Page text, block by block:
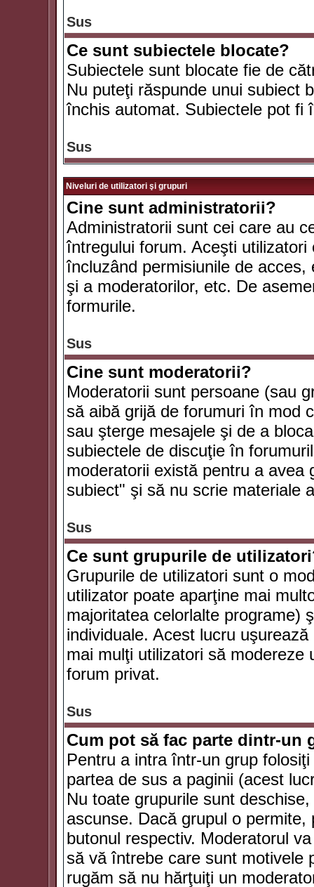
Sus
Ce sunt subiectele blocate?
Subiectele sunt blocate fie de
Nu puteţi răspunde unui subiect
închis automat. Subiectele pot fi
Sus
Niveluri de utilizatori şi grupuri
Cine sunt administratorii?
Administratorii sunt cei care au
întregului forum. Aceşti
încluzând permisiunile de
şi a moderatorilor, etc. De
formurile.
Sus
Cine sunt moderatorii?
Moderatorii sunt persoane (sau
să aibă grijă de forumuri în mod
sau şterge mesajele şi de a
subiectele de discuţie în
moderatorii există pentru a avea
subiect" şi să nu scrie materiale
Sus
Ce sunt grupurile de
Grupurile de utilizatori sunt o
utilizator poate aparţine mai
majoritatea celorlalte programe)
individuale. Acest lucru
mai mulţi utilizatori să
forum privat.
Sus
Cum pot să fac parte dintr-un
Pentru a intra într-un grup
partea de sus a paginii (acest
Nu toate grupurile sunt
ascunse. Dacă grupul o
butonul respectiv. Moderatorul
să vă întrebe care sunt motivele
rugăm să nu hărţuiţi un